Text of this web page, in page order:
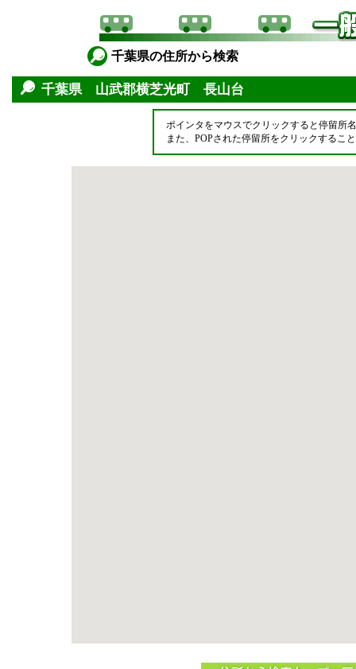
千葉県の住所から検索
千葉県 山武郡横芝光町 長山台
ポインタをマウスでクリックすると停留所
また、POPされた停留所をクリックするこ